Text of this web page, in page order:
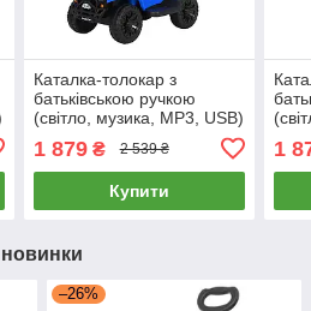
Каталка-толокар з
батьківською ручкою
(світло, музика, MP3, USB)
1 879₴ 2 539 ₴
Купити
1
новинки
–26%